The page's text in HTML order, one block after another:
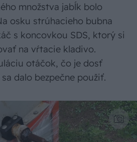
množstva jabĺk bolo
osku strúhacieho bubna
s koncovkou SDS, ktorý si
na vŕtacie kladivo.
otáčok, čo je dosť
dalo bezpečne použiť.